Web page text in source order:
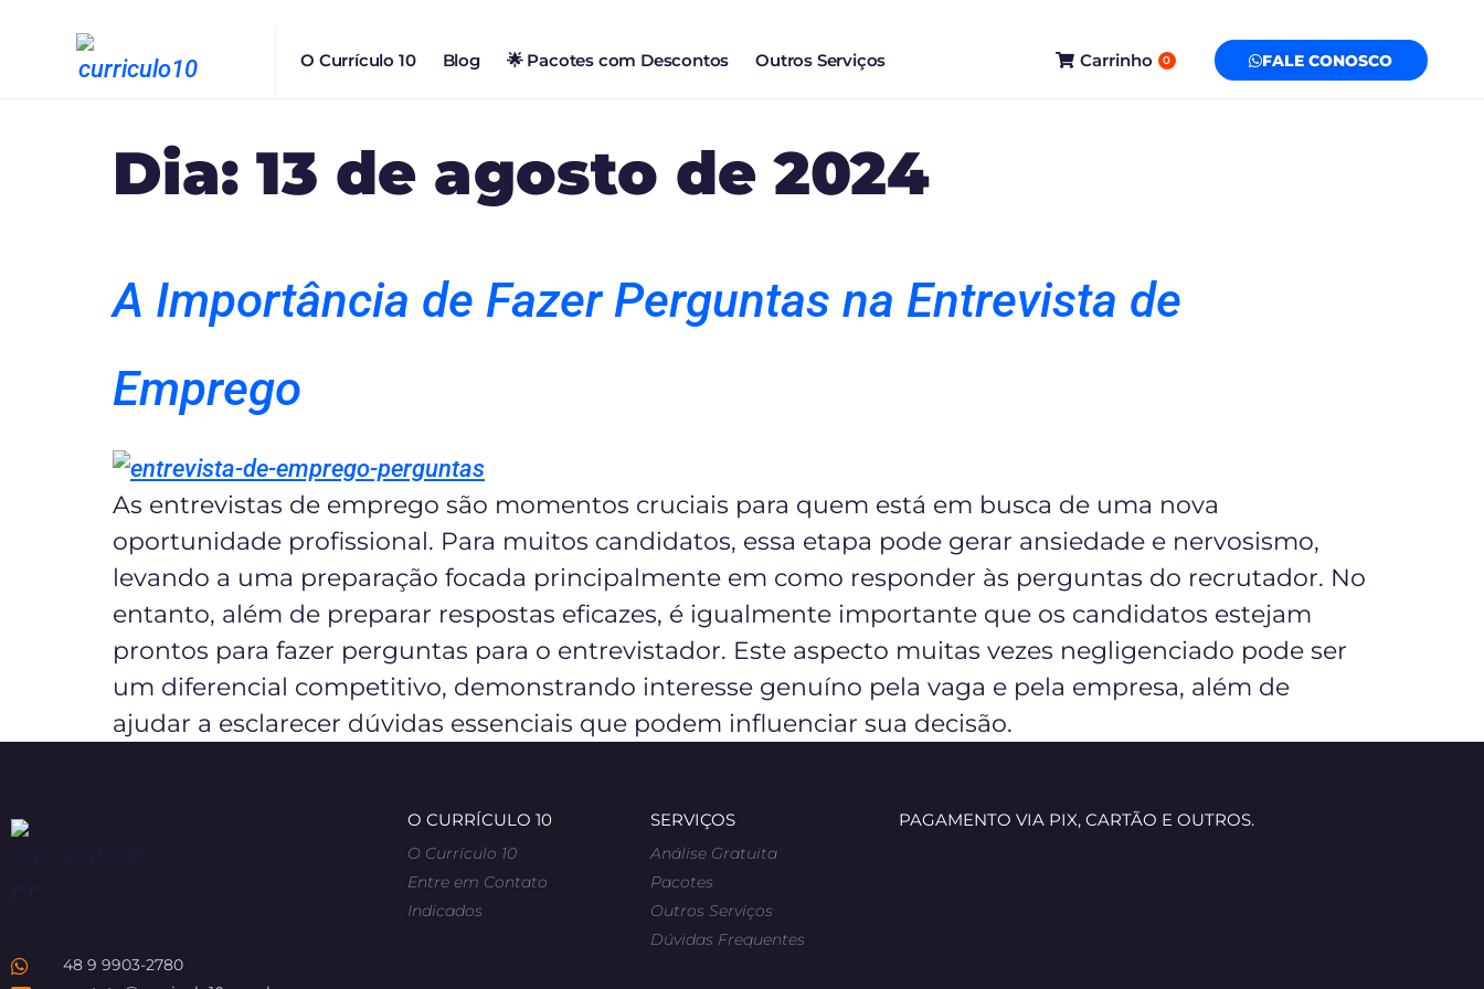
O Currículo 10 Blog 🌟 Pacotes com Descontos Outros Serviços Carrinho 0 FALE CONOSCO
Dia: 13 de agosto de 2024
A Importância de Fazer Perguntas na Entrevista de
Emprego
As entrevistas de emprego são momentos cruciais para quem está em busca de uma nova
oportunidade profissional. Para muitos candidatos, essa etapa pode gerar ansiedade e nervosismo,
levando a uma preparação focada principalmente em como responder às perguntas do recrutador. No
entanto, além de preparar respostas eficazes, é igualmente importante que os candidatos estejam
prontos para fazer perguntas para o entrevistador. Este aspecto muitas vezes negligenciado pode ser
um diferencial competitivo, demonstrando interesse genuíno pela vaga e pela empresa, além de
ajudar a esclarecer dúvidas essenciais que podem influenciar sua decisão.
48 9 9903-2780
O CURRÍCULO 10
O Currículo 10
Entre em Contato
Indicados
SERVIÇOS
Análise Gratuita
Pacotes
Outros Serviços
Dúvidas Frequentes
PAGAMENTO VIA PIX, CARTÃO E OUTROS.